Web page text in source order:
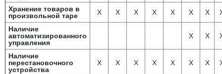
Хранение товаров в
произвольной таре
Х Х Х Х Х Х Х
Наличие
автоматизированного
управления
Х Х
Наличие
перестановочного
устройства
Х Х Х Х Х Х Х